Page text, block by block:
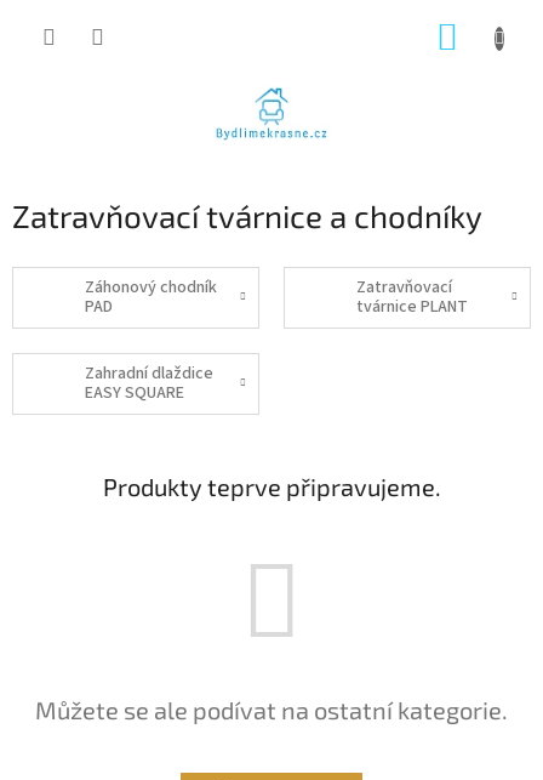
Zatravňovací tvárnice a chodníky
Záhonový chodník
PAD
Zatravňovací
tvárnice PLANT
Zahradní dlaždice
EASY SQUARE
Produkty teprve připravujeme.
Můžete se ale podívat na ostatní kategorie.